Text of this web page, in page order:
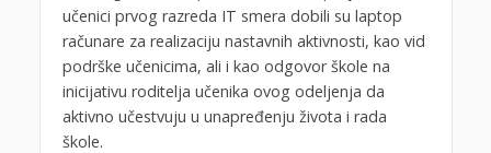
učenici prvog razreda IT smera dobili su laptop
računare za realizaciju nastavnih aktivnosti, kao vid
podrške učenicima, ali i kao odgovor škole na
inicijativu roditelja učenika ovog odeljenja da
aktivno učestvuju u unapređenju života i rada
škole.